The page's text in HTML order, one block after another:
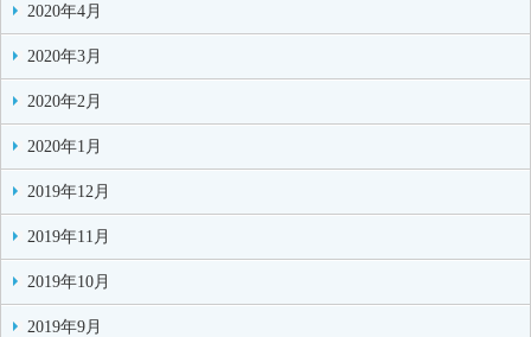
2020年4月
2020年3月
2020年2月
2020年1月
2019年12月
2019年11月
2019年10月
2019年9月